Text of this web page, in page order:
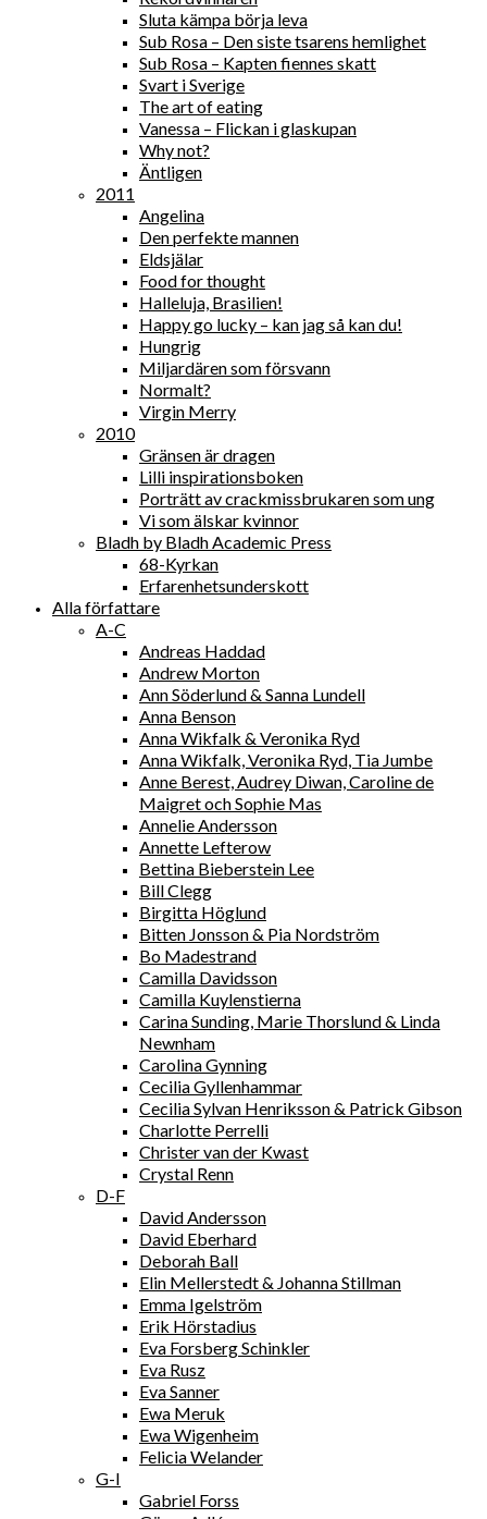
Sluta kämpa börja leva
Sub Rosa – Den siste tsarens hemlighet
Sub Rosa – Kapten fiennes skatt
Svart i Sverige
The art of eating
Vanessa – Flickan i glaskupan
Why not?
Äntligen
2011
Angelina
Den perfekte mannen
Eldsjälar
Food for thought
Halleluja, Brasilien!
Happy go lucky – kan jag så kan du!
Hungrig
Miljardären som försvann
Normalt?
Virgin Merry
2010
Gränsen är dragen
Lilli inspirationsboken
Porträtt av crackmissbrukaren som ung
Vi som älskar kvinnor
Bladh by Bladh Academic Press
68-Kyrkan
Erfarenhetsunderskott
Alla författare
A-C
Andreas Haddad
Andrew Morton
Ann Söderlund & Sanna Lundell
Anna Benson
Anna Wikfalk & Veronika Ryd
Anna Wikfalk, Veronika Ryd, Tia Jumbe
Anne Berest, Audrey Diwan, Caroline de
Maigret och Sophie Mas
Annelie Andersson
Annette Lefterow
Bettina Bieberstein Lee
Bill Clegg
Birgitta Höglund
Bitten Jonsson & Pia Nordström
Bo Madestrand
Camilla Davidsson
Camilla Kuylenstierna
Carina Sunding, Marie Thorslund & Linda
Newnham
Carolina Gynning
Cecilia Gyllenhammar
Cecilia Sylvan Henriksson & Patrick Gibson
Charlotte Perrelli
Christer van der Kwast
Crystal Renn
D-F
David Andersson
David Eberhard
Deborah Ball
Elin Mellerstedt & Johanna Stillman
Emma Igelström
Erik Hörstadius
Eva Forsberg Schinkler
Eva Rusz
Eva Sanner
Ewa Meruk
Ewa Wigenheim
Felicia Welander
G-I
Gabriel Forss